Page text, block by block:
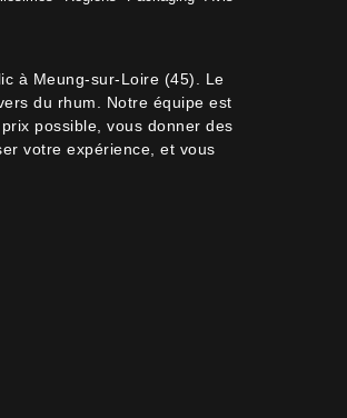
à Meung-sur-Loire (45). Le
du rhum. Notre équipe est
possible, vous donner des
votre expérience, et vous